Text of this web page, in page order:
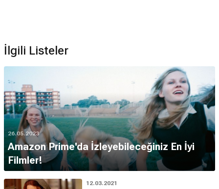
İlgili Listeler
26.05.2023
Amazon Prime'da İzleyebileceğiniz En İyi
Filmler!
12.03.2021